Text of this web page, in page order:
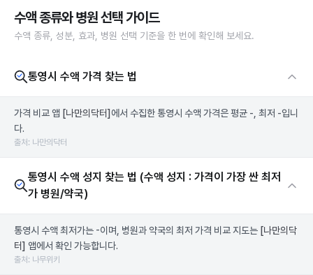
수액 종류와 병원 선택 가이드
수액 종류, 성분, 효과, 병원 선택 기준을 한 번에 확인해 보세요.
통영시 수액 가격 찾는 법
가격 비교 앱 [나만의닥터] 에서 수집한 통영시 수액 가격은 평균 -, 최저 -입니
다.
출처: 나만의닥터
통영시 수액 성지 찾는 법 (수액 성지 : 가격이 가장 싼 최저
가 병원/약국)
통영시 수액 최저가는 -이며, 병원과 약국의 최저 가격 비교 지도는 [나만의닥
터] 앱에서 확인 가능합니다.
출처: 나무위키